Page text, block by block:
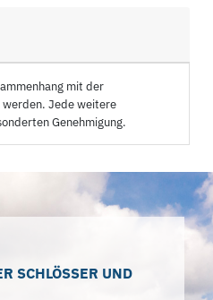
mit der
Jede weitere
Genehmigung.
SCHLÖSSER UND